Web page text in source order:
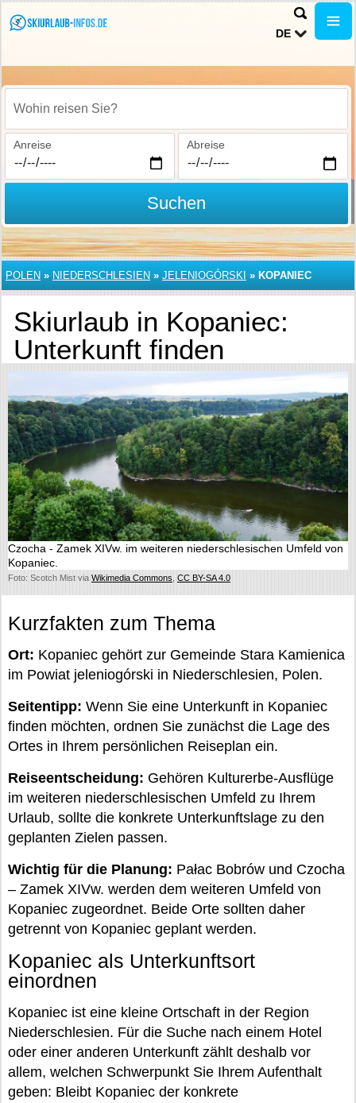
DE
Wohin reisen Sie?
Anreise Abreise
Suchen
POLEN » NIEDERSCHLESIEN » JELENIOGÓRSKI » KOPANIEC
Skiurlaub in Kopaniec:
Unterkunft finden
Czocha - Zamek XIVw. im weiteren niederschlesischen Umfeld von
Kopaniec.
Foto: Scotch Mist via Wikimedia Commons CC BY-SA 4.0
Kurzfakten zum Thema
Ort: Kopaniec gehört zur Gemeinde Stara Kamienica
im Powiat jeleniogórski in Niederschlesien, Polen.
Seitentipp: Wenn Sie eine Unterkunft in Kopaniec
finden möchten, ordnen Sie zunächst die Lage des
Ortes in Ihrem persönlichen Reiseplan ein.
Reiseentscheidung: Gehören Kulturerbe-Ausflüge
im weiteren niederschlesischen Umfeld zu Ihrem
Urlaub, sollte die konkrete Unterkunftslage zu den
geplanten Zielen passen.
Wichtig für die Planung: Pałac Bobrów und Czocha
– Zamek XIVw. werden dem weiteren Umfeld von
Kopaniec zugeordnet. Beide Orte sollten daher
getrennt von Kopaniec geplant werden.
Kopaniec als Unterkunftsort
einordnen
Kopaniec ist eine kleine Ortschaft in der Region
Niederschlesien. Für die Suche nach einem Hotel
oder einer anderen Unterkunft zählt deshalb vor
allem, welchen Schwerpunkt Sie Ihrem Aufenthalt
geben: Bleibt Kopaniec der konkrete